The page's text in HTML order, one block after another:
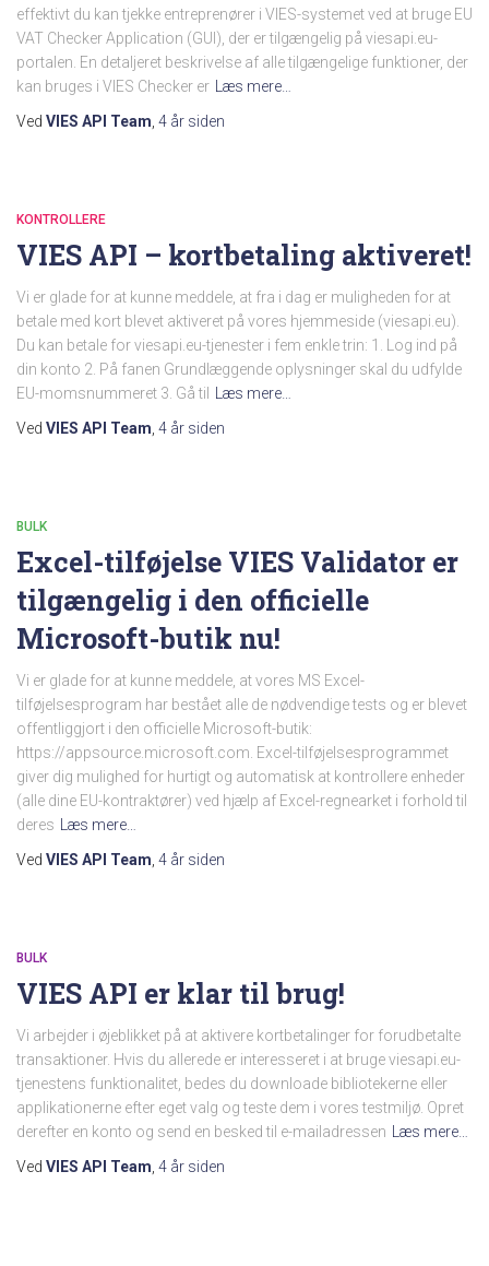
effektivt du kan tjekke entreprenører i VIES-systemet ved at bruge EU
VAT Checker Application (GUI), der er tilgængelig på viesapi.eu-
portalen. En detaljeret beskrivelse af alle tilgængelige funktioner, der
kan bruges i VIES Checker er
Læs mere…
Ved VIES API Team 4 år siden
KONTROLLERE
VIES API – kortbetaling aktiveret!
Vi er glade for at kunne meddele, at fra i dag er muligheden for at
betale med kort blevet aktiveret på vores hjemmeside (viesapi.eu).
Du kan betale for viesapi.eu-tjenester i fem enkle trin: 1. Log ind på
din konto 2. På fanen Grundlæggende oplysninger skal du udfylde
EU-momsnummeret 3. Gå til
Læs mere…
Ved VIES API Team 4 år siden
BULK
Excel-tilføjelse VIES Validator er
tilgængelig i den officielle
Microsoft-butik nu!
Vi er glade for at kunne meddele, at vores MS Excel-
tilføjelsesprogram har bestået alle de nødvendige tests og er blevet
offentliggjort i den officielle Microsoft-butik:
https://appsource.microsoft.com. Excel-tilføjelsesprogrammet
giver dig mulighed for hurtigt og automatisk at kontrollere enheder
(alle dine EU-kontraktører) ved hjælp af Excel-regnearket i forhold til
deres
Læs mere…
Ved VIES API Team 4 år siden
BULK
VIES API er klar til brug!
Vi arbejder i øjeblikket på at aktivere kortbetalinger for forudbetalte
transaktioner. Hvis du allerede er interesseret i at bruge viesapi.eu-
tjenestens funktionalitet, bedes du downloade bibliotekerne eller
applikationerne efter eget valg og teste dem i vores testmiljø. Opret
derefter en konto og send en besked til e-mailadressen
Læs mere…
Ved VIES API Team 4 år siden